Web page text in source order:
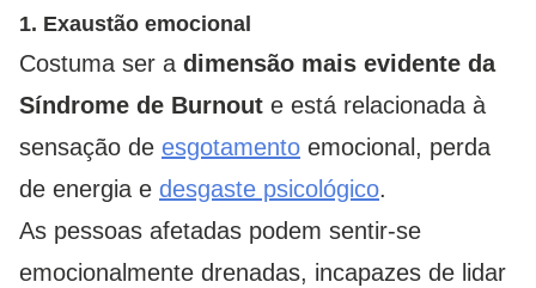
1. Exaustão emocional
Costuma ser a dimensão mais evidente da
Síndrome de Burnout e está relacionada à
sensação de esgotamento emocional, perda
de energia e desgaste psicológico.
As pessoas afetadas podem sentir-se
emocionalmente drenadas, incapazes de lidar